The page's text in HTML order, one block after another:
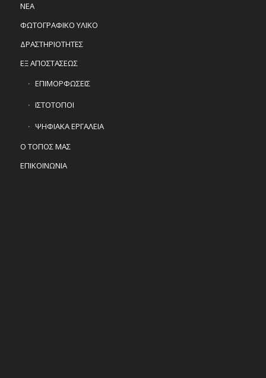
ΝΕΑ
ΦΩΤΟΓΡΑΦΙΚΟ ΥΛΙΚΟ
ΔΡΑΣΤΗΡΙΟΤΗΤΕΣ
ΕΞ ΑΠΟΣΤΑΣΕΩΣ
ΕΠΙΜΟΡΦΩΣΕΙΣ
ΙΣΤΟΤΟΠΟΙ
ΨΗΦΙΑΚΑ ΕΡΓΑΛΕΙΑ
Ο ΤΟΠΟΣ ΜΑΣ
ΕΠΙΚΟΙΝΩΝΙΑ